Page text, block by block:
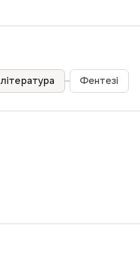
survival - and a desperate
Фентезі